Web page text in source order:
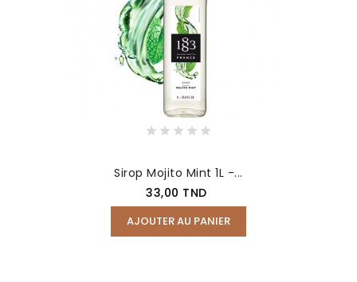
Sirop Mojito Mint 1L -...
Prix
33,00 TND
AJOUTER AU PANIER